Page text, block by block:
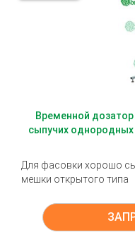
Временной
сыпучих
Для фасовки хорошо
мешки открытого типа